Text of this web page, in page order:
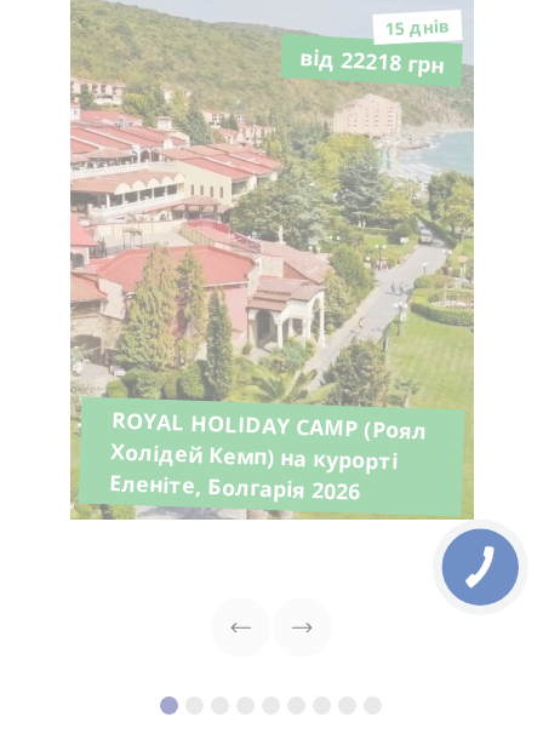
15 днiв
від 22218 грн
ROYAL HOLIDAY CAMP (Роял
Холідей Кемп) на курорті
Еленіте, Болгарія 2026